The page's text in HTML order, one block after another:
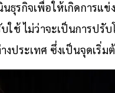
รกิจเพื่อให้เกิดการแข่
ใช้ ไม่ว่าจะเป็นการปรั
ประเทศ ซึ่งเป็นจุดเริ่ม